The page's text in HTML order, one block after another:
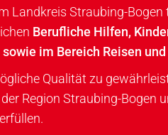
Landkreis Straubing-
Berufliche Hilfen,
im Bereich Reisen
Quali­tät zu
Region Straubing-Bogen